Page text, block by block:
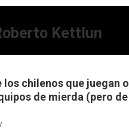
Kettlun
los chilenos que juegan o
de mierda (pero de